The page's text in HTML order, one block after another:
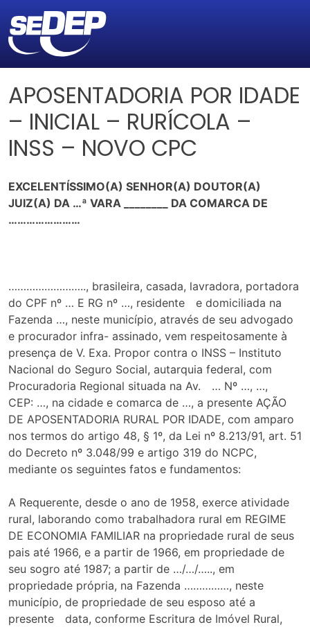
APOSENTADORIA POR IDADE
– INICIAL – RURÍCOLA –
INSS – NOVO CPC
EXCELENTÍSSIMO(A) SENHOR(A) DOUTOR(A)
JUIZ(A) DA …ª VARA ________ DA COMARCA DE
……………………
…………………….., brasileira, casada, lavradora, portadora
do CPF nº … E RG nº …, residente e domiciliada na
Fazenda …, neste município, através de seu advogado
e procurador infra- assinado, vem respeitosamente à
presença de V. Exa. Propor contra o INSS – Instituto
Nacional do Seguro Social, autarquia federal, com
Procuradoria Regional situada na Av. … Nº …, …,
CEP: …, na cidade e comarca de …, a presente AÇÃO
DE APOSENTADORIA RURAL POR IDADE, com amparo
nos termos do artigo 48, § 1º, da Lei nº 8.213/91, art. 51
do Decreto nº 3.048/99 e artigo 319 do NCPC,
mediante os seguintes fatos e fundamentos:
A Requerente, desde o ano de 1958, exerce atividade
rural, laborando como trabalhadora rural em REGIME
DE ECONOMIA FAMILIAR na propriedade rural de seus
pais até 1966, e a partir de 1966, em propriedade de
seu sogro até 1987; a partir de …/…/….., em
propriedade própria, na Fazenda ……………, neste
município, de propriedade de seu esposo até a
presente data, conforme Escritura de Imóvel Rural,